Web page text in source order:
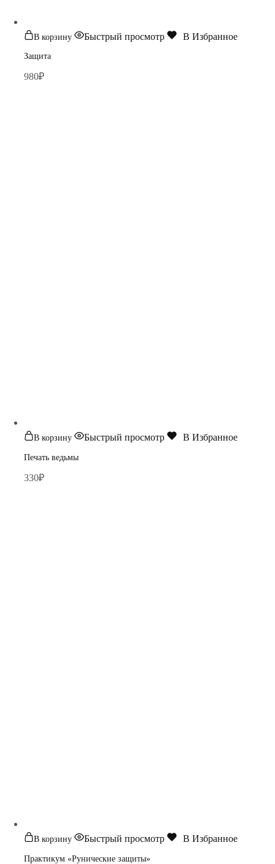
В корзину Быстрый просмотр В Избранное
Защита
980₽
В корзину Быстрый просмотр В Избранное
Печать ведьмы
330₽
В корзину Быстрый просмотр В Избранное
Практикум «Рунические защиты»